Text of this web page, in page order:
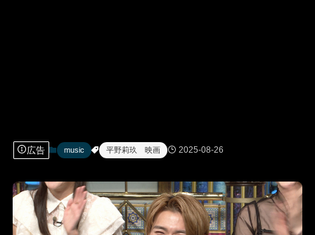
広告 music 平野莉玖 映画 2025-08-26